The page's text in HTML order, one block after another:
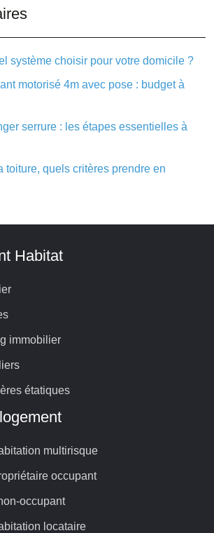
système choisir pour votre domicile ?
motorisé 4m avec pose : budget à
serrure : les étapes essentielles à
toiture, quels critères prendre en
Habitat
immobilier
étatiques
multirisque
occupant
occupant
locataire